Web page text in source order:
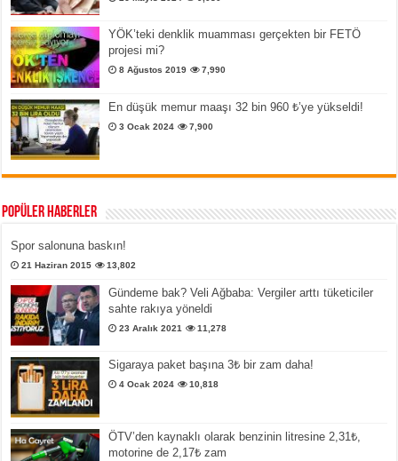
YÖK’teki denklik muamması gerçekten bir FETÖ
projesi mi?
8 Ağustos 2019 7,990
En düşük memur maaşı 32 bin 960 ₺’ye yükseldi!
3 Ocak 2024 7,900
Popüler Haberler
Spor salonuna baskın!
21 Haziran 2015 13,802
Gündeme bak? Veli Ağbaba: Vergiler arttı tüketiciler
sahte rakıya yöneldi
23 Aralık 2021 11,278
Sigaraya paket başına 3₺ bir zam daha!
4 Ocak 2024 10,818
ÖTV’den kaynaklı olarak benzinin litresine 2,31₺,
motorine de 2,17₺ zam